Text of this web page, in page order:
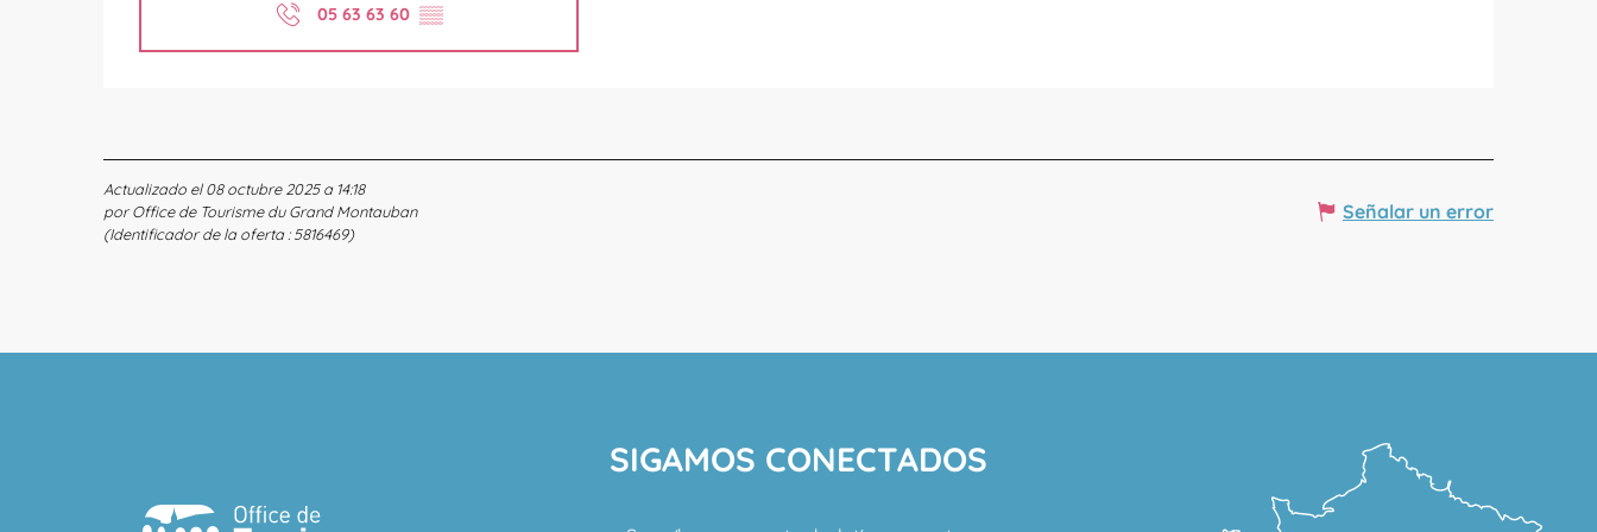
05 63 63 60 ▒▒
Actualizado el 08 octubre 2025 a 14:18
por Office de Tourisme du Grand Montauban
(Identificador de la oferta :5816469)
Señalar un error
SIGAMOS CONECTADOS